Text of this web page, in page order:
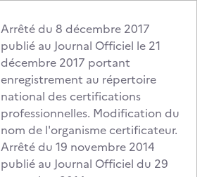
Arrêté du 8 décembre 2017
publié au Journal Officiel le 21
décembre 2017 portant
enregistrement au répertoire
national des certifications
professionnelles. Modification du
nom de l'organisme certificateur.
Arrêté du 19 novembre 2014
publié au Journal Officiel du 29